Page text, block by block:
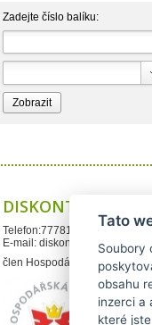
Biolit
BIOM s.r.o.
Bioprospect
Bispol
Blue Stratos
BlueSun
Bolton
BumusCare GmBh
Certex
Chante Clair
Chopa
ChupaChups
Claro
Cleanzy s.r.o.
Zadejte číslo balíku:
Telefon:777812121
E-mail:
člen Hospodářské Komory
Tato
Soubory
obsahu
inzerci a
které